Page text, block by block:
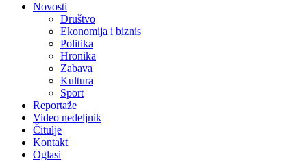
Novosti
Društvo
Ekonomija i biznis
Politika
Hronika
Zabava
Kultura
Sport
Reportaže
Video nedeljnik
Čitulje
Kontakt
Oglasi